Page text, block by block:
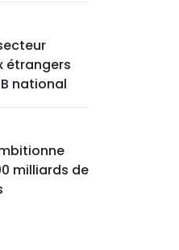
étrangers
national
milliards de